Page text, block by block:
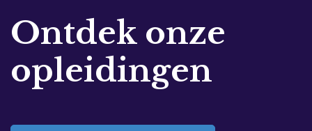
Ontdek onze
opleidingen